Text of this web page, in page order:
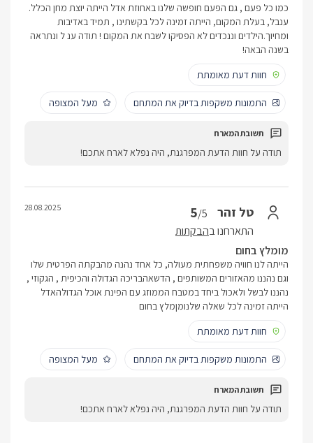
כמו כל פעם , גם הפעם חופשה שלנו באחוזת אדל הייתה יוצת מחן הכלל.
ענבל, בעלת המקום, הייתה זמינה לכל בקשתינו , תמיד באדיבות
ומחיוך.הילדים וננכדים לא הפסיקו לשבח את המקום ! תודה ענ ל ונתראה
בשנה הבאה!
חוות דעת מאומתת
התמונות משקפות בדיוק את המתחם מעל המצופה
תודה על חוות הדעת המפרגנת, היה נפלא לארח אתכם!
טל זהר 5/5
התארחנו בהבקתות
28.08.2025
מומלץ בחום
הייתה לנו חוויה משפחתית מעולה, כל אחד נהנה מהבקתה הפרטית שלו
וגם נהננו מהאזורים המשותפים , הדשאהבריכה הגדולה והכיפית , הגקוזי ,
נהננו לבשל ולאכול ביחד במטבח הממוזג עם הפינת אוכל הגדולהאדל
הייתה זמינה לכל שאלה שלנומןמלץ בחום
חוות דעת מאומתת
התמונות משקפות בדיוק את המתחם מעל המצופה
תודה על חוות הדעת המפרגנת, היה נפלא לארח אתכם!